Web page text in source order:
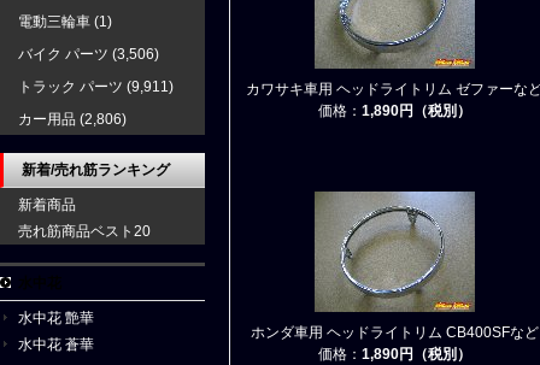
カワサキ車用 ヘッドライトリム ゼファーな
価格： 1,890円（税別）
ホンダ車用 ヘッドライトリム CB400SFなど
価格： 1,890円（税別）
電動三輪車 (1)
バイク パーツ (3,506)
トラック パーツ (9,911)
カー用品 (2,806)
新着/売れ筋ランキング
新着商品
売れ筋商品ベスト20
水中花 艶華
水中花 蒼華